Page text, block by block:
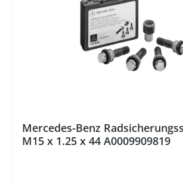
Mercedes-Benz
M15 x 1.25 x 44 A0009909819